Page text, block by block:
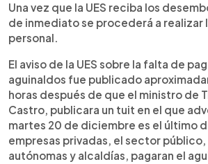
Una vez que la UES reciba los
de inmediato se procederá a realizar
personal.
El aviso de la UES sobre la falta de
aguinaldos fue publicado
horas después de que el ministro de
Castro, publicara un tuit en el que
martes 20 de diciembre es el último
empresas privadas, el sector
autónomas y alcaldías, pagaran el